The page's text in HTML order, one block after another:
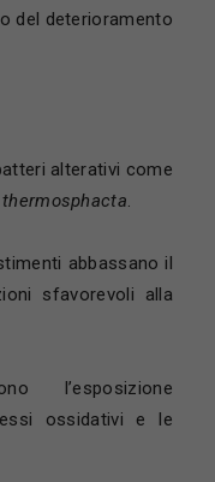
del deterioramento
alterativi come
abbassano il
sfavorevoli alla
l’esposizione
ossidativi e le